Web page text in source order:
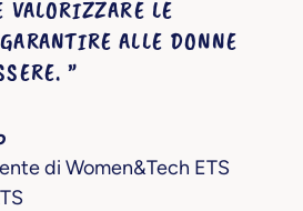
VALORIZZARE LE
ALLE DONNE
”
di Women&Tech ETS